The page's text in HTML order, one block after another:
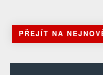
PŘEJÍT NA